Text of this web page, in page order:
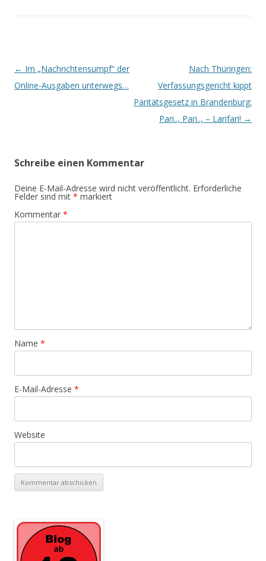
Beitrags-
Navigation
← Im „Nachrichtensumpf“ der
Online-Ausgaben unterwegs…
Nach Thüringen:
Verfassungsgericht kippt
Paritätsgesetz in Brandenburg:
Pari.., Pari.., – Larifari! →
Schreibe einen Kommentar
Deine E-Mail-Adresse wird nicht veröffentlicht. Erforderliche
Felder sind mit * markiert
Kommentar *
Name *
E-Mail-Adresse *
Website